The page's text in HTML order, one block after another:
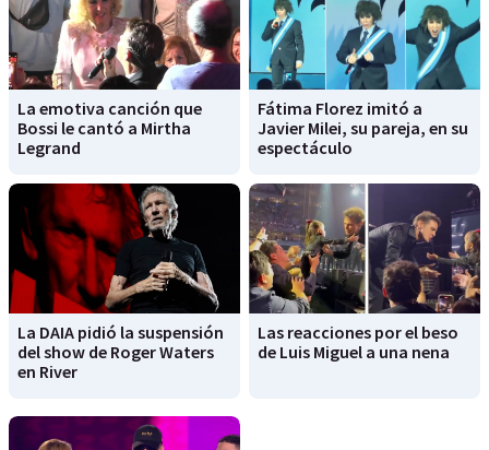
La emotiva canción que
Bossi le cantó a Mirtha
Legrand
Fátima Florez imitó a
Javier Milei, su pareja, en su
espectáculo
La DAIA pidió la suspensión
del show de Roger Waters
en River
Las reacciones por el beso
de Luis Miguel a una nena